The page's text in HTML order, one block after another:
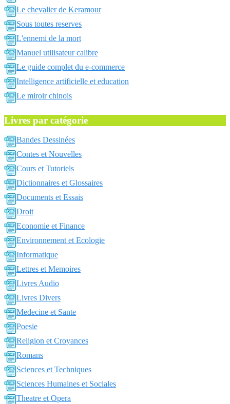
Le chevalier de Keramour
Sous toutes reserves
L'ennemi de la mort
Manuel utilisateur calibre
Le guide complet du e-commerce
Intelligence artificielle et education
Le miroir chinois
Livres par catégorie
Bandes Dessinées
Contes et Nouvelles
Cours et Tutoriels
Dictionnaires et Glossaires
Documents et Essais
Droit
Economie et Finance
Environnement et Ecologie
Informatique
Lettres et Memoires
Livres Audio
Livres Divers
Medecine et Sante
Poesie
Religion et Croyances
Romans
Sciences et Techniques
Sciences Humaines et Sociales
Theatre et Opera